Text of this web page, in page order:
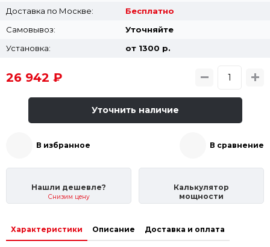
Доставка по Москве:
Бесплатно
Самовывоз:
Уточняйте
Установка:
от 1300 p.
26 942 ₽
Уточнить наличие
В избранное В сравнение
Нашли дешевле?
Снизим цену
Калькулятор
мощности
Характеристики Описание Доставка и оплата